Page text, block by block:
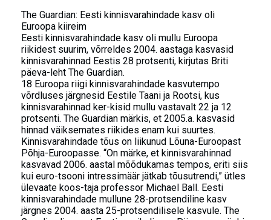
The Guardian: Eesti kinnisvarahindade kasv oli
Euroopa kiireim
Eesti kinnisvarahindade kasv oli mullu Euroopa
riikidest suurim, võrreldes 2004. aastaga kasvasid
kinnisvarahinnad Eestis 28 protsenti, kirjutas Briti
päeva-leht The Guardian.
18 Euroopa riigi kinnisvarahindade kasvutempo
võrdluses järgnesid Eestile Taani ja Rootsi, kus
kinnisvarahinnad ker-kisid mullu vastavalt 22 ja 12
protsenti. The Guardian märkis, et 2005.a. kasvasid
hinnad väiksemates riikides enam kui suurtes.
Kinnisvarahindade tõus on liikunud Lõuna-Euroopast
Põhja-Euroopasse. “On märke, et kinnisvarahinnad
kasvavad 2006. aastal mõõdukamas tempos, eriti siis
kui euro-tsooni intressimäär jätkab tõusutrendi,” ütles
ülevaate koos-taja professor Michael Ball. Eesti
kinnisvarahindade mullune 28-protsendiline kasv
järgnes 2004. aasta 25-protsendilisele kasvule. The